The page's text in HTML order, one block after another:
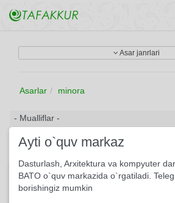
Asar janrlari
Asarlar minora
Samarqand bo'ylab tungi
— Samarqand, ildizing qayerda?
Ayti o`quv markaz
Dasturlash, Arxitektura va kompyuter
BATO o`quv markazida o`rgatiladi.
borishingiz mumkin